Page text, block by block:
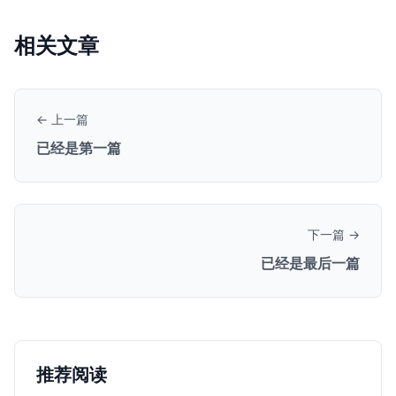
相关文章
← 上一篇
已经是第一篇
下一篇 →
已经是最后一篇
推荐阅读